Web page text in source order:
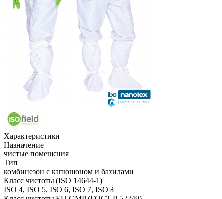
Характеристики
Назначение
чистые помещения
Тип
комбинезон с капюшоном и бахилами
Класс чистоты (ISO 14644-1)
ISO 4, ISO 5, ISO 6, ISO 7, ISO 8